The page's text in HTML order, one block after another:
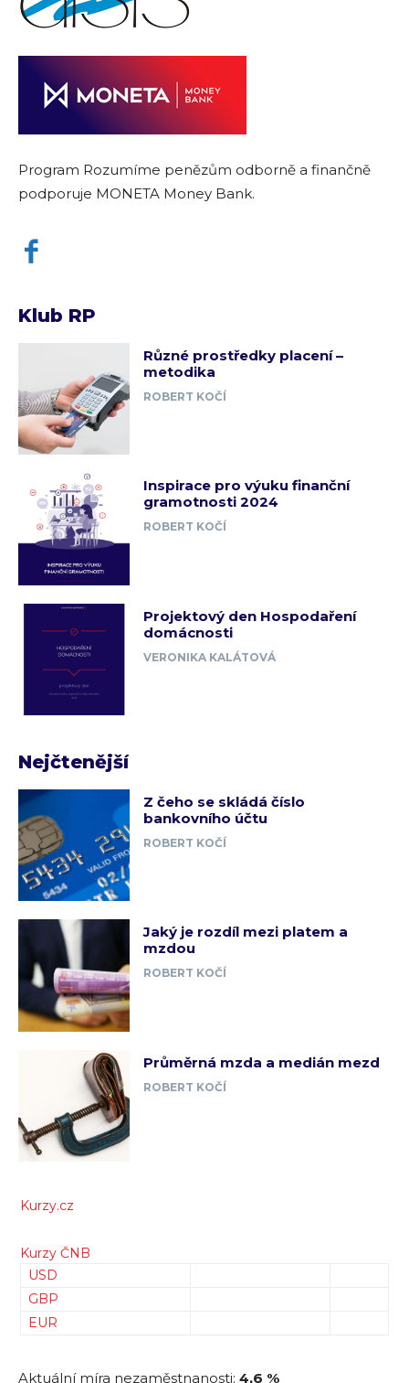
Program Rozumíme penězům odborně a finančně
podporuje MONETA Money Bank.
Klub RP
Různé prostředky placení –
metodika
ROBERT KOČÍ
Inspirace pro výuku finanční
gramotnosti 2024
ROBERT KOČÍ
Projektový den Hospodaření
domácnosti
VERONIKA KALÁTOVÁ
Nejčtenější
Z čeho se skládá číslo
bankovního účtu
ROBERT KOČÍ
Jaký je rozdíl mezi platem a
mzdou
ROBERT KOČÍ
Průměrná mzda a medián mezd
ROBERT KOČÍ
Kurzy.cz
Kurzy ČNB
USD
GBP
EUR
Aktuální míra nezaměstnanosti: 4,6 %